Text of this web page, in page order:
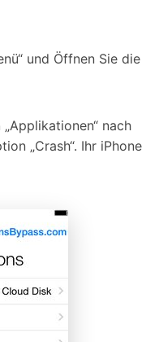
und Öffnen Sie die
nach
„Crash“. Ihr iPhone